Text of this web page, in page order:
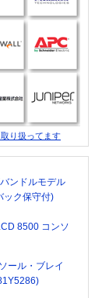
り扱ってます
ンドルモデル
ック保守付)
8500 コンソ
ール・ブレイ